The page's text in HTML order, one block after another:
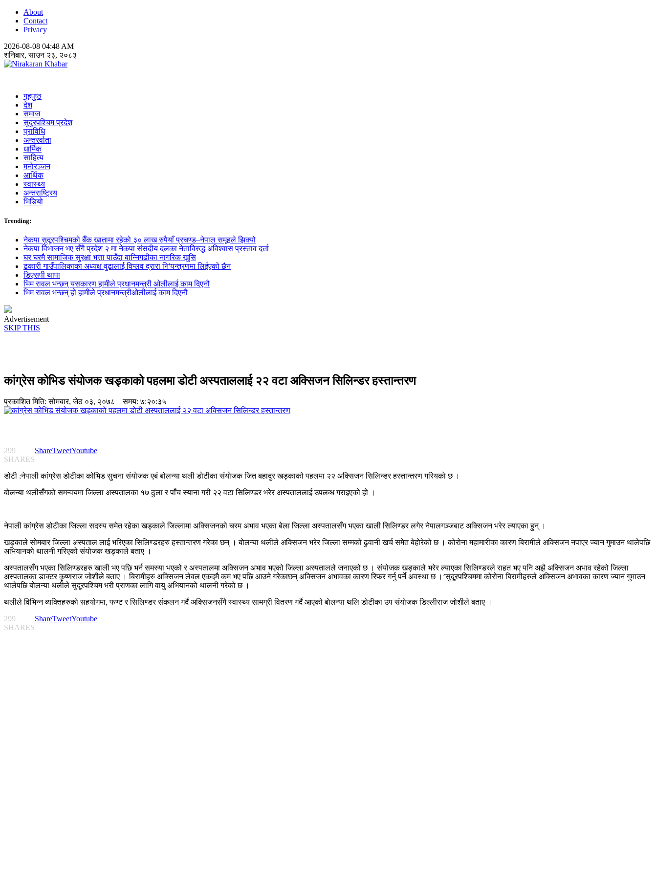
About
Contact
Privacy
2026-08-08 04:48 AM
शनिबार, साउन २३, २०८३
गृहपुष्ठ
देश
समाज
सुदुरपश्चिम प्रदेश
प्राविधि
अन्तरर्वाता
धार्मिक
साहित्य
मनोरञ्जन
आर्थिक
स्वास्थ्य
अन्तराष्ट्रिय
भिडियो
Trending:
नेकपा सुदूरपश्चिमको बैँक खातामा रहेको ३० लाख रुपैयाँ प्रचण्ड–नेपाल समूहले झिक्य‍ो
नेकपा विभाजन भए सँगै प्रदेश २ मा नेकपा संसदीय दलका नेताविरुद्ध अविश्वास प्रस्ताव दर्ता
घर घरमै सामाजिक सुुरक्षा भत्ता पाउँदा बान्निगढीका नागरिक खुसि
ढकारी गाउँपालिकाका अध्यक्ष वुढालाई विप्लव द्रारा नि'यन्त्रणमा लिईएको छैन
डिएसपी थापा
भिम रावल भन्छन् यसकारण हामीले प्रधानमन्त्री ओलीलाई काम दिएनौ
भिम रावल भन्छन् हो हामीले प्रधानमन्त्रीओलीलाई काम दिएनौ
Advertisement
SKIP THIS
कांग्रेस कोभिड संयोजक खड्काको पहलमा डोटी अस्पताललाई २२ वटा अक्सिजन सिलिन्डर हस्तान्तरण
प्रकाशित मिति:सोमबार, जेठ ०३, २०७८ समय: ७:२०:३५
299
SHARES
ShareTweetYoutube
डोटी :नेपाली कांग्रेस डोटीका कोभिड सुचना संयोजक एबं बोलन्या थली डोटीका संयोजक जित बहादुर खड्काको पहलमा २२ अक्सिजन सिलिन्डर हस्तान्तरण गरियकाे छ ।
बोलन्या थलीसँगको समन्वयमा जिल्ला अस्पतालका १७ ठुला र पाँच स्याना गरी २२ वटा सिलिण्डर भरेर अस्पताललाई उपलब्ध गराइएको हो ।
नेपाली कांग्रेस डोटीका जिल्ला सदस्य समेत रहेका खड्काले जिल्लामा अक्सिजनको चरम अभाव भएका बेला जिल्ला अस्पतालसँग भएका खाली सिलिण्डर लगेर नेपालगञ्जबाट अक्सिजन भरेर ल्याएका हुन् ।
खड्काले सोमबार जिल्ला अस्पताल लाई भरिएका सिलिण्डरहरु हस्तान्तरण गरेका छन् । बोलन्या थलीले अक्सिजन भरेर जिल्ला सम्मको ढुवानी खर्च समेत बेहोरेको छ । कोरोना महामारीका कारण बिरामीले अक्सिजन नपाएर ज्यान गुमाउन थालेपछि
अभियानको थालनी गरिएको संयोजक खड्काले बताए ।
अस्पतालसँग भएका सिलिण्डरहरु खाली भए पछि भर्न समस्या भएको र अस्पतालमा अक्सिजन अभाव भएको जिल्ला अस्पतालले जनाएको छ । संयोजक खड्काले भरेर ल्याएका सिलिण्डरले राहत भए पनि अझै अक्सिजन अभाव रहेको जिल्ला
अस्पतालका डाक्टर कृष्णराज जोशीले बताए । बिरामीहरु अक्सिजन लेवल एकदमै कम भए पछि आउने गरेकाछन् अक्सिजन अभावका कारण रिफर गर्नु पर्ने अवस्था छ ।’सुदूरपश्चिममा कोरोना बिरामीहरुले अक्सिजन अभावका कारण ज्यान गुमाउन
थालेपछि बोलन्या थलीले सुदूरपश्चिम भरी प्राणका लागि वायु अभियानको थालनी गरेको छ ।
थलीले विभिन्न व्यक्तिहरुको सहयोगमा, फण्ट र सिलिण्डर संकलन गर्दै अक्सिजनसँगै स्वास्थ्य सामग्री वितरण गर्दै आएको बाेलन्या थलि डोटीका उप संयोजक डिल्लीराज जोशीले बताए ।
299
SHARES
ShareTweetYoutube